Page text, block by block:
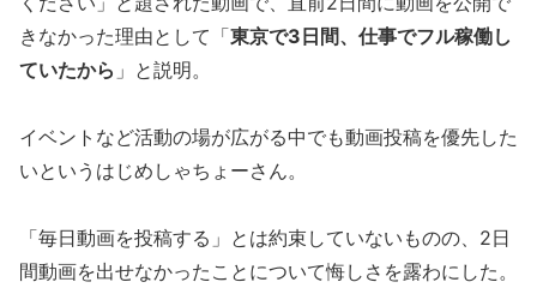
きなかった理由として「東京で3日間、仕事でフル稼働し
ていたから 」と説明。
イベントなど活動の場が広がる中でも動画投稿を優先した
いというはじめしゃちょーさん。
「毎日動画を投稿する」とは約束していないものの、2日
間動画を出せなかったことについて悔しさを露わにした。